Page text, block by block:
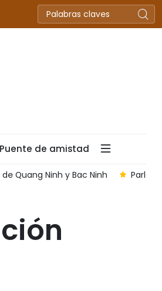
Puente de amistad
Ninh y Bac Ninh Parlamento